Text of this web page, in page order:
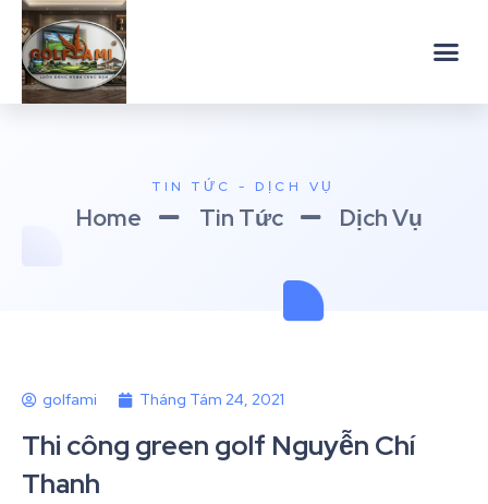
TIN TỨC - DỊCH VỤ
Home Tin Tức Dịch Vụ
golfami Tháng Tám 24, 2021
Thi công green golf Nguyễn Chí
Thanh